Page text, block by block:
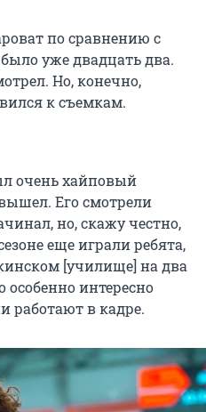
по сравнению с
уже двадцать два.
Но, конечно,
к съемкам.
очень хайповый
Его смотрели
но, скажу честно,
еще играли ребята,
[училище] на два
интересно
работают в кадре.